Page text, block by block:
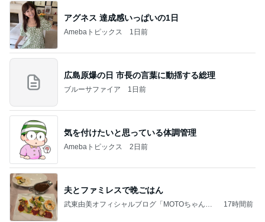
アグネス 達成感いっぱいの1日
Amebaトピックス 1日前
広島原爆の日 市長の言葉に動揺する総理
ブルーサファイア 1日前
気を付けたいと思っている体調管理
Amebaトピックス 2日前
夫とファミレスで晩ごはん
武東由美オフィシャルブログ「MOTOちゃんと
17時間前